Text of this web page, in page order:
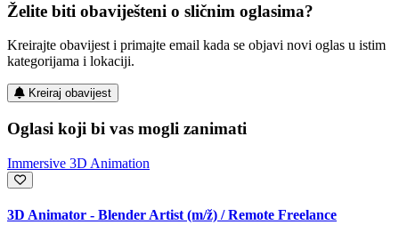
Želite biti obaviješteni o sličnim oglasima?
Kreirajte obavijest i primajte email kada se objavi novi oglas u istim
kategorijama i lokaciji.
Kreiraj obavijest
Oglasi koji bi vas mogli zanimati
Immersive 3D Animation
3D Animator - Blender Artist (m/ž) / Remote Freelance